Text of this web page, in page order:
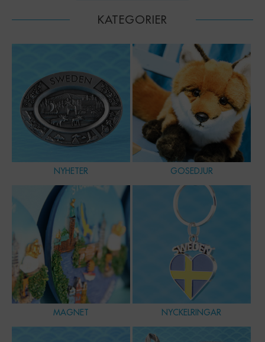
KATEGORIER
NYHETER GOSEDJUR
MAGNET NYCKELRINGAR